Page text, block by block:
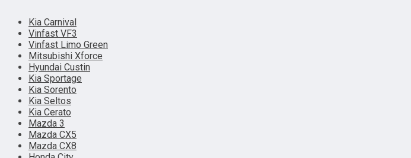
Kia Carnival
Vinfast VF3
Vinfast Limo Green
Mitsubishi Xforce
Hyundai Custin
Kia Sportage
Kia Sorento
Kia Seltos
Kia Cerato
Mazda 3
Mazda CX5
Mazda CX8